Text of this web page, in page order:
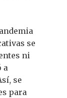
se
ni
a
se
para